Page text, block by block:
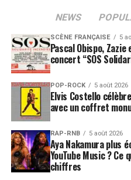
NEWS
SCÈNE FRANÇAISE 5
Pascal Obispo,
concert “SOS
POP-ROCK 5 août 2026
Elvis Costello
avec un coffret
RAP-RNB 5 août 2026
Aya Nakamura plus
YouTube Music ?
chiffres